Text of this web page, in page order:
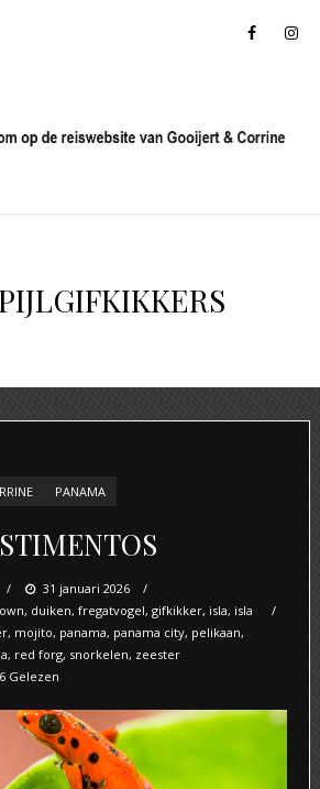
PANAMA
Posted
on
31 januari 2026
, duiken, fregatvogel, gifkikker, isla, isla
, mojito, panama, panama city, pelikaan,
, red forg, snorkelen, zeester
Gelezen